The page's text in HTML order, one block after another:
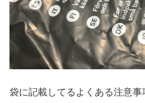
袋に記載してるよくある注意